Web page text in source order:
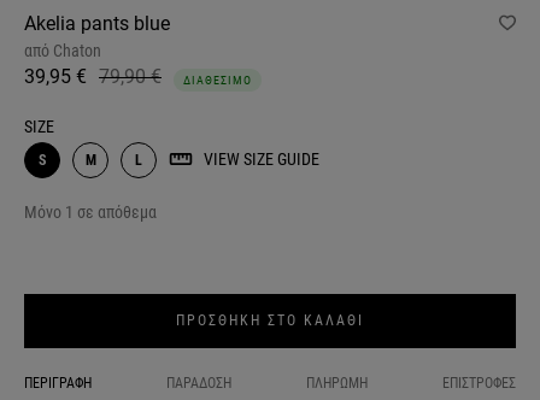
Akelia pants blue
από Chaton
39,95 € 79,90 € ΔΙΑΘΕΣΙΜΟ
SIZE
S M L VIEW SIZE GUIDE
Μόνο 1 σε απόθεμα
ΠΡΟΣΘΗΚΗ ΣΤΟ ΚΑΛΑΘΙ
ΠΕΡΙΓΡΑΦΗ ΠΑΡΑΔΟΣΗ ΠΛΗΡΩΜΗ ΕΠΙΣΤΡΟΦΕΣ